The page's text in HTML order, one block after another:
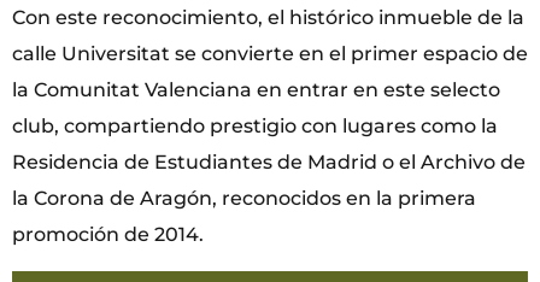
Con este reconocimiento, el histórico inmueble de la
calle Universitat se convierte en el primer espacio de
la Comunitat Valenciana en entrar en este selecto
club, compartiendo prestigio con lugares como la
Residencia de Estudiantes de Madrid o el Archivo de
la Corona de Aragón, reconocidos en la primera
promoción de 2014.